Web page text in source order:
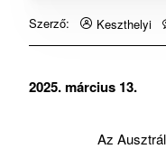
Szerző: Keszthelyi
2025. március 13.
Az Ausztrália